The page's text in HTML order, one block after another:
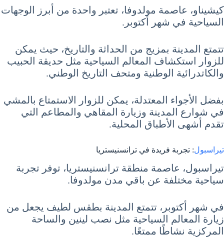
كيشيناو، عاصمة مولدوفا، تعتبر واحدة من أبرز الوجهات
السياحية في شهر أكتوبر.
تتمتع المدينة بمزيج من الحداثة والتاريخ، حيث يمكن
للزوار استكشاف المعالم السياحية مثل حديقة الحبيب
والكاتدرائية الوطنية ومتحف التاريخ الوطني.
بفضل الأجواء المعتدلة، يمكن للزوار الاستمتاع بالمشي
في شوارع المدينة وزيارة المقاهي والمطاعم التي
تقدم أشهى الأطباق المحلية.
تيراسبول: تجربة فريدة في ترانسنيستريا
تيراسبول، عاصمة منطقة ترانسنيستريا، توفر تجربة
سياحية مختلفة عن باقي مدن مولدوفا.
في شهر أكتوبر، تتمتع المدينة بطقس لطيف يجعل من
زيارة المعالم السياحية مثل نصب لينين والساحة
المركزية نشاطًا ممتعًا.